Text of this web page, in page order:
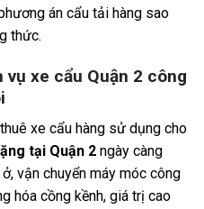
án cẩu tải hàng sao
thức.
xe cẩu Quận 2 công
xe cẩu hàng sử dụng cho
tại Quận 2 ngày càng
vận chuyển máy móc công
hóa cồng kềnh, giá trị cao